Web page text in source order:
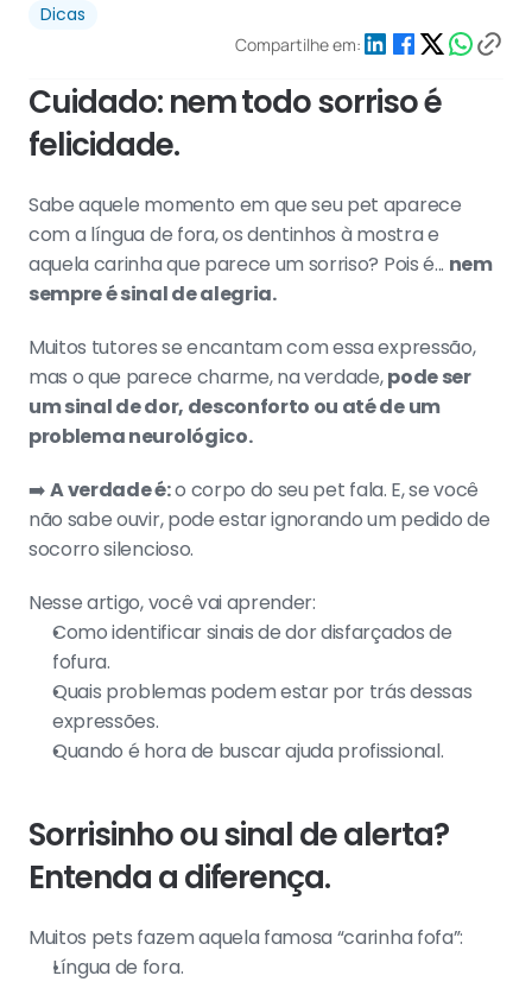
Dicas
Compartilhe em:
Cuidado: nem todo sorriso é
felicidade.
Sabe aquele momento em que seu pet aparece
com a língua de fora, os dentinhos à mostra e
aquela carinha que parece um sorriso? Pois é... nem
sempre é sinal de alegria.
Muitos tutores se encantam com essa expressão,
mas o que parece charme, na verdade, pode ser
um sinal de dor, desconforto ou até de um
problema neurológico.
➡️ A verdade é: o corpo do seu pet fala. E, se você
não sabe ouvir, pode estar ignorando um pedido de
socorro silencioso.
Nesse artigo, você vai aprender:
Como identificar sinais de dor disfarçados de
fofura.
Quais problemas podem estar por trás dessas
expressões.
Quando é hora de buscar ajuda profissional.
Sorrisinho ou sinal de alerta?
Entenda a diferença.
Muitos pets fazem aquela famosa “carinha fofa”:
Língua de fora.